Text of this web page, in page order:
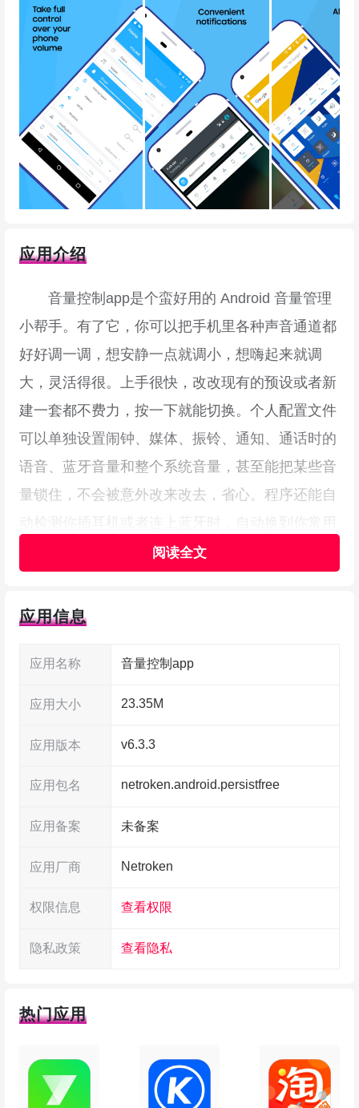
应用介绍
音量控制app是个蛮好用的 Android 音量管理
小帮手。有了它，你可以把手机里各种声音通道都
好好调一调，想安静一点就调小，想嗨起来就调
大，灵活得很。上手很快，改改现有的预设或者新
建一套都不费力，按一下就能切换。个人配置文件
可以单独设置闹钟、媒体、振铃、通知、通话时的
语音、蓝牙音量和整个系统音量，甚至能把某些音
量锁住，不会被意外改来改去，省心。程序还能自
的那个声音方案。还可以按一天中的不同时间、某
会想静音、去健身想放大音量都能自动搞定。这个
掉了广告，省得被提醒骚扰。
应用信息
应用名称 音量控制app
应用大小 23.35M
应用版本 v6.3.3
应用包名 netroken.android.persistfree
应用备案 未备案
应用厂商 Netroken
权限信息 查看权限
隐私政策 查看隐私
热门应用